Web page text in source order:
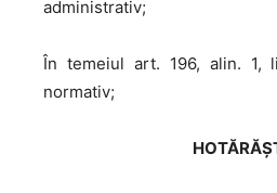
administrativ;
În temeiul art. 196, alin. 1,
normativ;